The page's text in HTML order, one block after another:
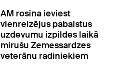
AM rosina ieviest
vienreizējus pabalstus
uzdevumu izpildes laikā
mirušu Zemessardzes
veterānu radiniekiem